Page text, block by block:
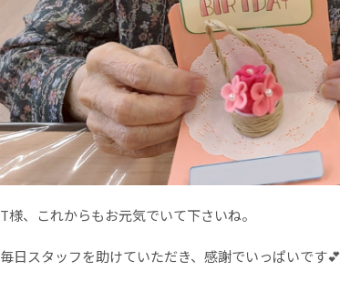
T様、これからもお元気でいて下さいね。
毎日スタッフを助けていただき、感謝でいっぱいです💕